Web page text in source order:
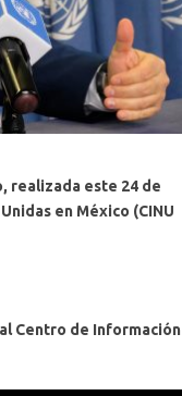
realizada este 24 de
en México (CINU
Centro de Información